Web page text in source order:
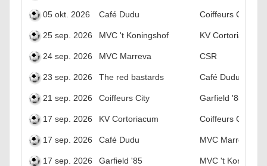
05 okt. 2026 Café Dudu Coiffeurs City
25 sep. 2026 MVC 't Koningshof KV Cortoriacum
24 sep. 2026 MVC Marreva CSR
23 sep. 2026 The red bastards Café Dudu
21 sep. 2026 Coiffeurs City Garfield '85
17 sep. 2026 KV Cortoriacum Coiffeurs City
17 sep. 2026 Café Dudu MVC Marreva
17 sep. 2026 Garfield '85 MVC 't